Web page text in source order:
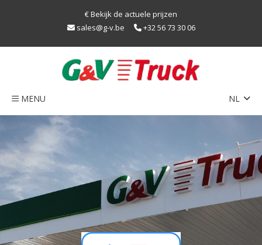
€ Bekijk de actuele prijzen
sales@g-v.be
+32 56 73 30 06
NL
EN
MENU
Home
Netwerk
Train
Duurzaamheid
LNG
Caps